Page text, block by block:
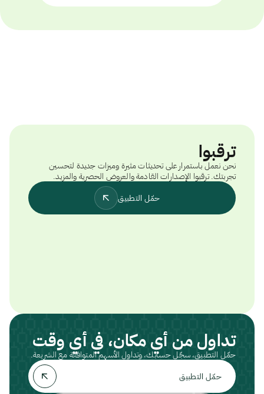
ترقبوا
نحن نعمل باستمرار على تحديثات مثيرة وميزات جديدة لتحسين
تجربتك. ترقبوا الإصدارات القادمة والعروض الحصرية والمزيد.
حمّل التطبيق
تداول من أي مكان، في أي وقت
حمّل التطبيق، سجّل حسابك، وتداول الأسهم المتوافقة مع الشريعة.
حمّل التطبيق